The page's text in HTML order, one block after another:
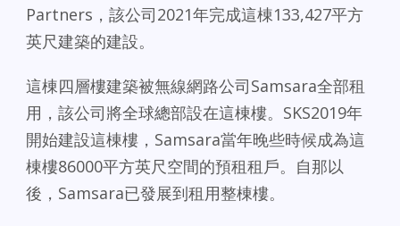
Partners，該公司2021年完成這棟133,427平方
英尺建築的建設。
這棟四層樓建築被無線網路公司Samsara全部租
用，該公司將全球總部設在這棟樓。SKS2019年
開始建設這棟樓，Samsara當年晚些時候成為這
棟樓86000平方英尺空間的預租租戶。自那以
後，Samsara已發展到租用整棟樓。